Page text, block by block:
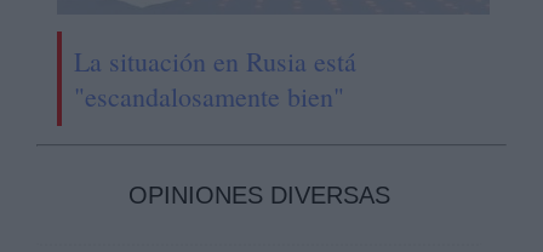
La situación en Rusia está
"escandalosamente bien"
OPINIONES DIVERSAS